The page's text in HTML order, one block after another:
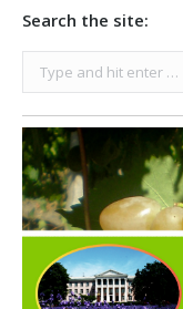
Search the site:
Search: